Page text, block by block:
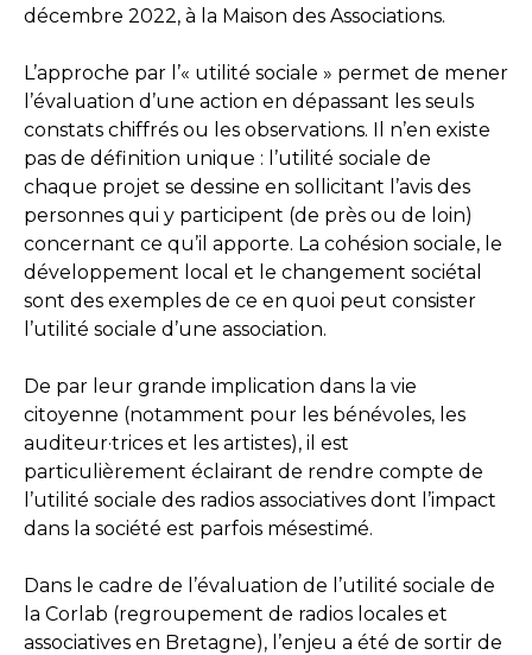
décembre 2022, à la Maison des Associations.
L’approche par l’« utilité sociale » permet de mener
l’évaluation d’une action en dépassant les seuls
constats chiffrés ou les observations. Il n’en existe
pas de définition unique : l’utilité sociale de
chaque projet se dessine en sollicitant l’avis des
personnes qui y participent (de près ou de loin)
concernant ce qu’il apporte. La cohésion sociale, le
développement local et le changement sociétal
sont des exemples de ce en quoi peut consister
l’utilité sociale d’une association.
De par leur grande implication dans la vie
citoyenne (notamment pour les bénévoles, les
auditeur·trices et les artistes), il est
particulièrement éclairant de rendre compte de
l’utilité sociale des radios associatives dont l’impact
dans la société est parfois mésestimé.
Dans le cadre de l’évaluation de l’utilité sociale de
la Corlab (regroupement de radios locales et
associatives en Bretagne), l’enjeu a été de sortir de